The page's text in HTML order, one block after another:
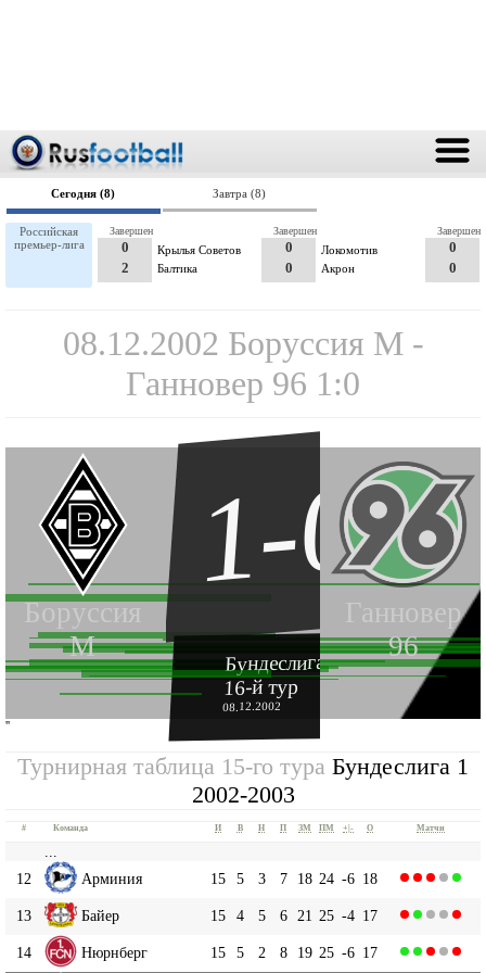
Сегодня (8) Завтра (8)
Российская
премьер-лига
Крылья Советов
0
2
Балтика
Завершен
Локомотив
0
0
Акрон
Завершен
0
0
Завершен
08.12.2002 Боруссия М -
Ганновер 96 1:0
Боруссия
М
Ганновер
96
1-0
Бундеслига 1 2002-2003
16-й тур
08.12.2002
''
Турнирная таблица 15-го тура Бундеслига 1
2002-2003
# Команда И В Н П ЗМ ПМ +|- О Матчи
12
Арминия 15 5 3 7 18 24 -6 18
13 Байер 15 4 5 6 21 25 -4 17
14 Нюрнберг 15 5 2 8 19 25 -6 17